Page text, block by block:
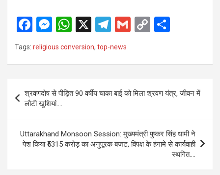
F
a
ce
o
o
k
M
se
g
er
W
at
A
p
X
T
e
a
m
G
C
n
k
Tags: religious conversion, top-news
navigation
श्रवणदोष से पीड़ित 90 वर्षीय चाका बाई को मिला श्रवण यंत्र, जीवन में
लौटी खुशियां….
Uttarakhand Monsoon Session: मुख्यमंत्री पुष्कर सिंह धामी ने
पेश किया ₹5315 करोड़ का अनुपूरक बजट, विपक्ष के हंगामे से कार्यवाही
स्थगित….